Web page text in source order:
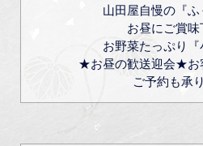
山田屋自慢の『
お昼にご賞味
お野菜たっぷり
★お昼の歓送迎会★お
ご予約も承